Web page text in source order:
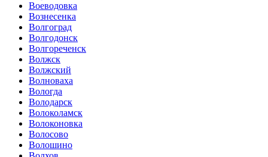
Воеводовка
Вознесенка
Волгоград
Волгодонск
Волгореченск
Волжск
Волжский
Волноваха
Вологда
Володарск
Волоколамск
Волоконовка
Волосово
Волошино